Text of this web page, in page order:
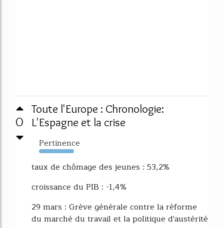
0
Toute l'Europe : Chronologie:
L'Espagne et la crise
Pertinence
476%
taux de chômage des jeunes : 53,2%
croissance du PIB : -1,4%
29 mars : Grève générale contre la réforme
du marché du travail et la politique d'austérité